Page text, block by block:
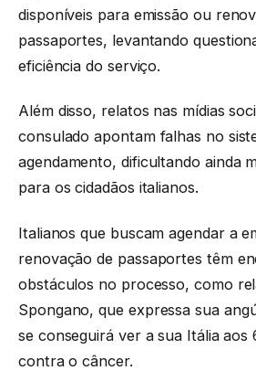
disponíveis para emissão ou
passaportes, levantando
eficiência do serviço.
Além disso, relatos nas mídias
consulado apontam falhas no
agendamento, dificultando ainda
para os cidadãos italianos.
Italianos que buscam agendar a
renovação de passaportes têm
obstáculos no processo, como
Spongano, que expressa sua
se conseguirá ver a sua Itália aos
contra o câncer.